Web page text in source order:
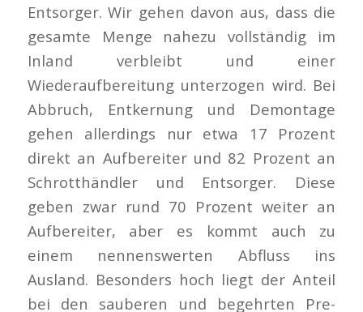
Entsorger. Wir gehen davon aus, dass die
gesamte Menge nahezu vollständig im
Inland verbleibt und einer
Wiederaufbereitung unterzogen wird. Bei
Abbruch, Entkernung und Demontage
gehen allerdings nur etwa 17 Prozent
direkt an Aufbereiter und 82 Prozent an
Schrotthändler und Entsorger. Diese
geben zwar rund 70 Prozent weiter an
Aufbereiter, aber es kommt auch zu
einem nennenswerten Abfluss ins
Ausland. Besonders hoch liegt der Anteil
bei den sauberen und begehrten Pre-